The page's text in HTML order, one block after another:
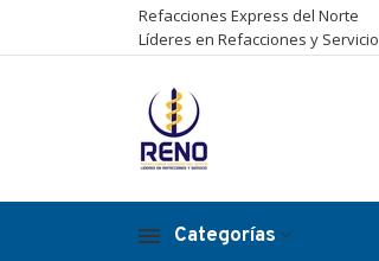
Refacciones Express del Norte
Líderes en Refacciones y Servicio
Categorías